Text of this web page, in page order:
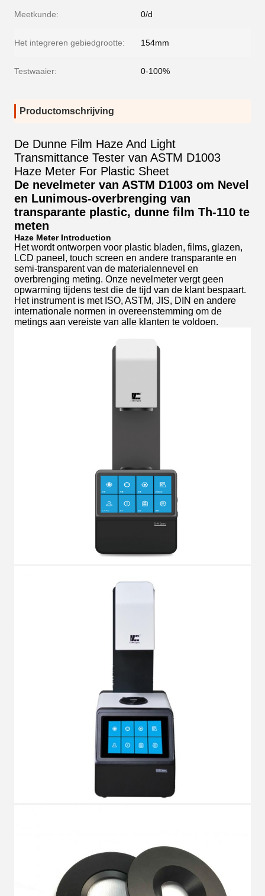
Meetkunde: 0/d
Het integreren gebiedgrootte: 154mm
Testwaaier: 0-100%
Productomschrijving
De Dunne Film Haze And Light
Transmittance Tester van ASTM D1003
Haze Meter For Plastic Sheet
De nevelmeter van ASTM D1003 om Nevel
en Lunimous-overbrenging van
transparante plastic, dunne film Th-110 te
meten
Haze Meter Introduction
Het wordt ontworpen voor plastic bladen, films, glazen,
LCD paneel, touch screen en andere transparante en
semi-transparent van de materialennevel en
overbrenging meting. Onze nevelmeter vergt geen
opwarming tijdens test die de tijd van de klant bespaart.
Het instrument is met ISO, ASTM, JIS, DIN en andere
internationale normen in overeenstemming om de
metings aan vereiste van alle klanten te voldoen.